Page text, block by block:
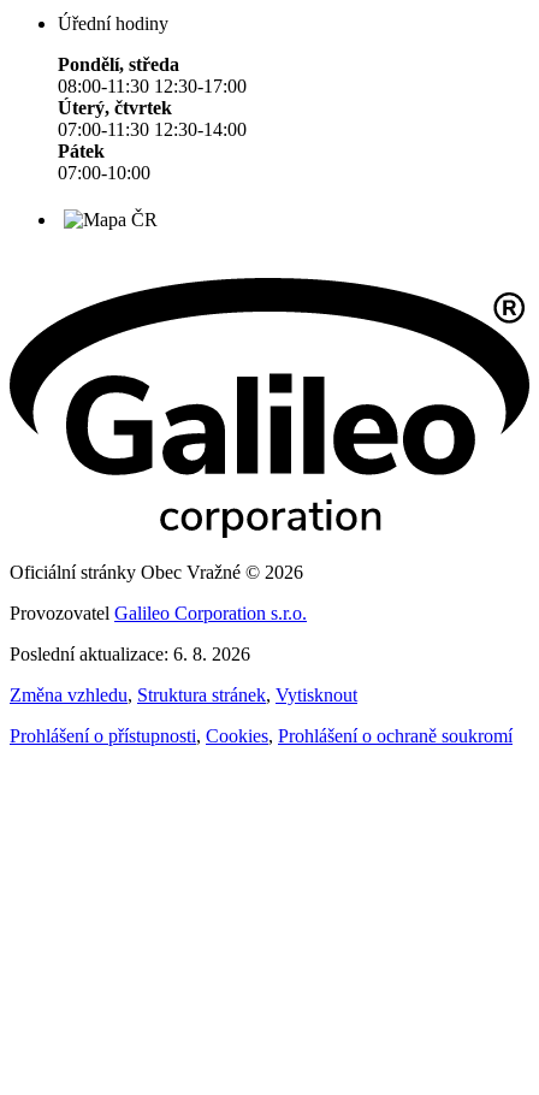
Úřední hodiny
Pondělí, středa
08:00-11:30 12:30-17:00
Úterý, čtvrtek
07:00-11:30 12:30-14:00
Pátek
07:00-10:00
Oficiální stránky Obec Vražné © 2026
Provozovatel Galileo Corporation s.r.o.
Poslední aktualizace: 6. 8. 2026
Změna vzhledu, Struktura stránek, Vytisknout
Prohlášení o přístupnosti, Cookies, Prohlášení o ochraně soukromí